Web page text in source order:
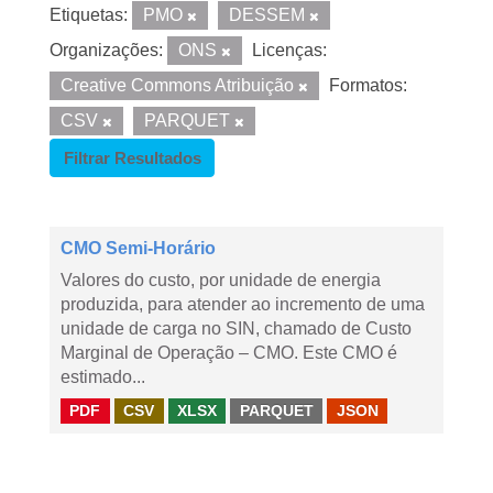
Etiquetas: PMO
DESSEM
Organizações:
ONS
Licenças:
Creative Commons Atribuição
Formatos:
CSV
PARQUET
Filtrar Resultados
CMO Semi-Horário
Valores do custo, por unidade de energia
produzida, para atender ao incremento de uma
unidade de carga no SIN, chamado de Custo
Marginal de Operação – CMO. Este CMO é
estimado...
PDF CSV XLSX PARQUET JSON